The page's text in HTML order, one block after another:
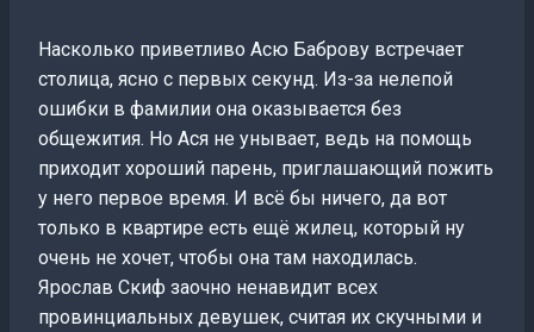
Насколько приветливо Асю Баброву встречает
столица, ясно с первых секунд. Из-за нелепой
ошибки в фамилии она оказывается без
общежития. Но Ася не унывает, ведь на помощь
приходит хороший парень, приглашающий пожить
у него первое время. И всё бы ничего, да вот
только в квартире есть ещё жилец, который ну
очень не хочет, чтобы она там находилась.
Ярослав Скиф заочно ненавидит всех
провинциальных девушек, считая их скучными и